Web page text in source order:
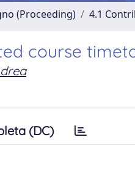
(Proceeding) 4.1
course
(DC)